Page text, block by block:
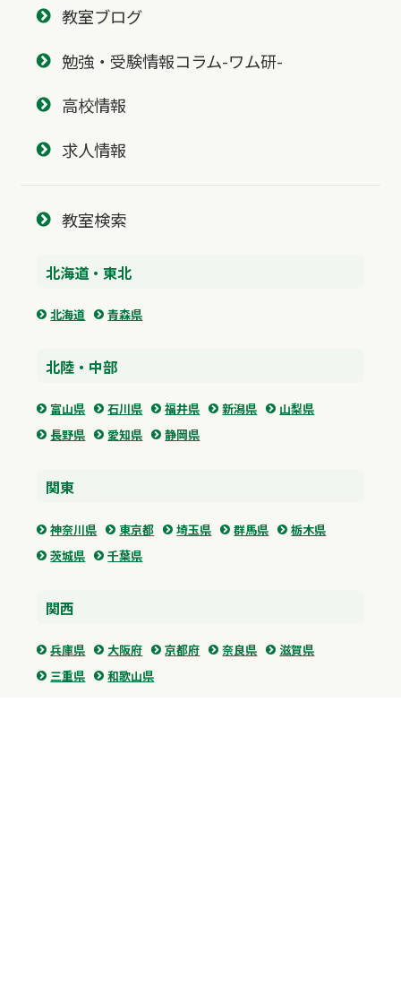
教室ブログ
勉強・受験情報コラム-ワム研-
高校情報
求人情報
教室検索
北海道・東北
北海道 青森県
北陸・中部
富山県 石川県 福井県 新潟県
山梨県
長野県
愛知県 静岡県
関東
神奈川県 東京都 埼玉県 群馬県
栃木県
茨城県
千葉県
関西
兵庫県 大阪府 京都府 奈良県
滋賀県
三重県
和歌山県